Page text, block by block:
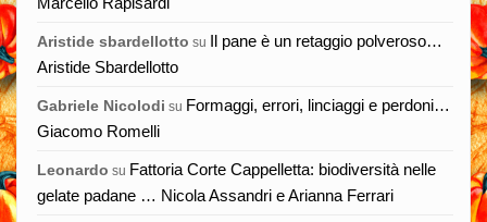
Aristide sbardellotto su Il pane è un retaggio polveroso…
Aristide Sbardellotto
Gabriele Nicolodi su Formaggi, errori, linciaggi e perdoni…
Giacomo Romelli
Leonardo su Fattoria Corte Cappelletta: biodiversità nelle
gelate padane … Nicola Assandri e Arianna Ferrari